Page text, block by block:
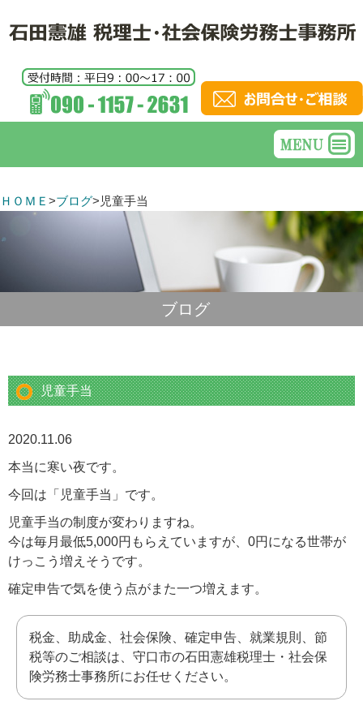
ＨＯＭＥ >ブログ> 児童手当
ブログ
児童手当
2020.11.06
本当に寒い夜です。
今回は「児童手当」です。
児童手当の制度が変わりますね。
今は毎月最低5,000円もらえていますが、0円になる世帯が
けっこう増えそうです。
確定申告で気を使う点がまた一つ増えます。
税金、助成金、社会保険、確定申告、就業規則、節
税等のご相談は、守口市の石田憲雄税理士・社会保
険労務士事務所にお任せください。